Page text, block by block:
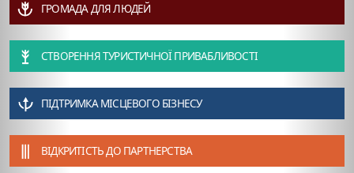
ГРОМАДА ДЛЯ ЛЮДЕЙ
СТВОРЕННЯ ТУРИСТИЧНОЇ ПРИВАБЛИВОСТІ
ПІДТРИМКА МІСЦЕВОГО БІЗНЕСУ
ВІДКРИТІСТЬ ДО ПАРТНЕРСТВА